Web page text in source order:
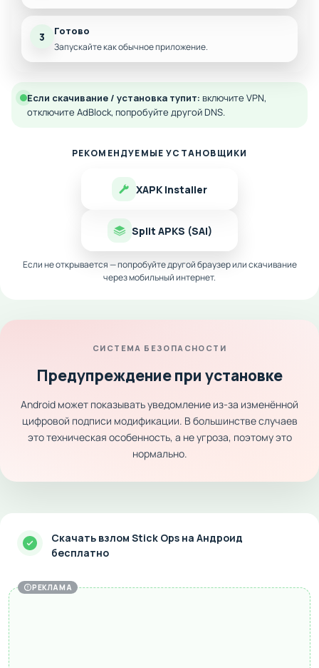
3 Готово
Запускайте как обычное приложение.
Если скачивание / установка тупит: включите VPN,
отключите AdBlock, попробуйте другой DNS.
РЕКОМЕНДУЕМЫЕ УСТАНОВЩИКИ
XAPK Installer
Split APKS (SAI)
Если не открывается — попробуйте другой браузер или скачивание
через мобильный интернет.
СИСТЕМА БЕЗОПАСНОСТИ
Предупреждение при установке
Android может показывать уведомление из-за изменённой
цифровой подписи модификации. В большинстве случаев
это техническая особенность, а не угроза, поэтому это
нормально.
Скачать взлом Stick Ops на Андроид
бесплатно
РЕКЛАМА